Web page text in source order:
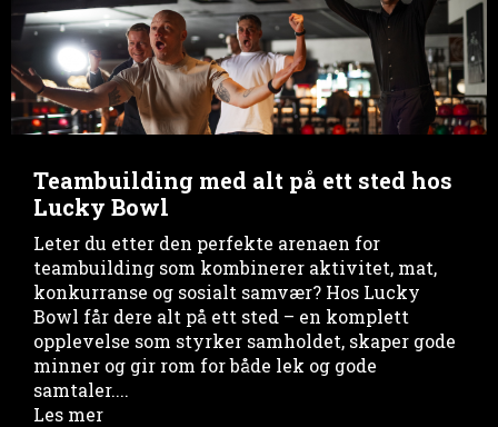
Teambuilding med alt på ett sted hos
Lucky Bowl
Leter du etter den perfekte arenaen for
teambuilding som kombinerer aktivitet, mat,
konkurranse og sosialt samvær? Hos Lucky
Bowl får dere alt på ett sted – en komplett
opplevelse som styrker samholdet, skaper gode
minner og gir rom for både lek og gode
samtaler....
Les mer